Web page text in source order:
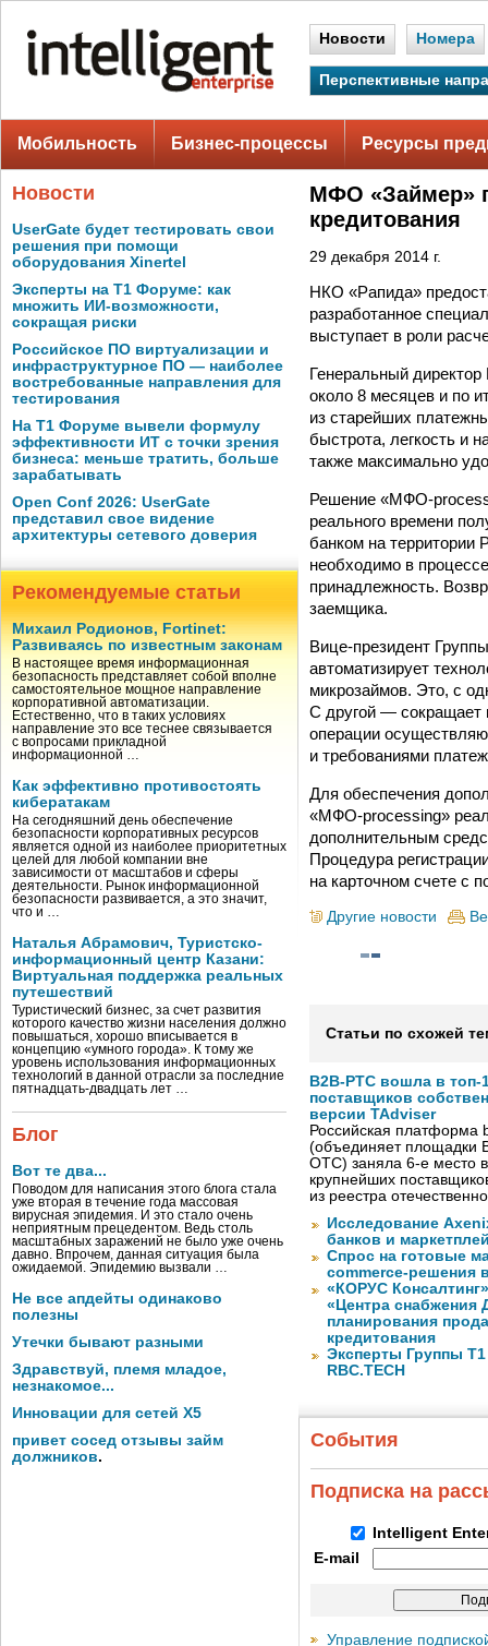
Новости Номера
Перспективные
Мобильность Бизнес-процессы Ресурсы
Новости
UserGate будет тестировать свои
решения при помощи
оборудования Xinertel
Эксперты на Т1 Форуме: как
множить ИИ-возможности,
сокращая риски
Российское ПО виртуализации и
инфраструктурное ПО — наиболее
востребованные направления для
тестирования
На Т1 Форуме вывели формулу
эффективности ИТ с точки зрения
бизнеса: меньше тратить, больше
зарабатывать
Open Conf 2026: UserGate
представил свое видение
архитектуры сетевого доверия
Рекомендуемые статьи
Михаил Родионов, Fortinet:
Развиваясь по известным законам
В настоящее время информационная
безопасность представляет собой вполне
самостоятельное мощное направление
корпоративной автоматизации.
Естественно, что в таких условиях
направление это все теснее связывается
с вопросами прикладной
информационной …
Как эффективно противостоять
кибератакам
На сегодняшний день обеспечение
безопасности корпоративных ресурсов
является одной из наиболее приоритетных
целей для любой компании вне
зависимости от масштабов и сферы
деятельности. Рынок информационной
безопасности развивается, а это значит,
что и …
Наталья Абрамович, Туристско-
информационный центр Казани:
Виртуальная поддержка реальных
путешествий
Туристический бизнес, за счет развития
которого качество жизни населения должно
повышаться, хорошо вписывается в
концепцию «умного города». К тому же
уровень использования информационных
технологий в данной отрасли за последние
пятнадцать-двадцать лет …
Блог
Вот те два...
Поводом для написания этого блога стала
уже вторая в течение года массовая
вирусная эпидемия. И это стало очень
неприятным прецедентом. Ведь столь
масштабных заражений не было уже очень
давно. Впрочем, данная ситуация была
ожидаемой. Эпидемию вызвали …
Не все апдейты одинаково
полезны
Утечки бывают разными
Здравствуй, племя младое,
незнакомое...
Инновации для сетей X5
привет сосед отзывы займ
должников.
МФО «Займер»
кредитования
29 декабря 2014 г.
НКО «Рапида»
разработанное
выступает в роли
Генеральный
около 8 месяцев и по
из старейших
быстрота, легкость и
также максимально
Решение «МФО-
реального времени
банком на территории
необходимо в
принадлежность.
заемщика.
Вице-президент
автоматизирует
микрозаймов. Это, с
С другой — сокращает
операции
и требованиями
Для обеспечения
«МФО-processing»
дополнительным
Процедура
на карточном счете с
Другие новости
Статьи по схожей
B2B-РТС вошла в топ-
поставщиков
версии TAdviser
Российская платформа
(объединяет площадки
OTC) заняла 6-е место
крупнейших
из реестра
Исследование
банков и
Спрос на готовые
commerce-решения
«КОРУС
«Центра снабжения
планирования
кредитования
Эксперты Группы
RBC.TECH
События
Подписка на
Intelligent
E-mail
Управление